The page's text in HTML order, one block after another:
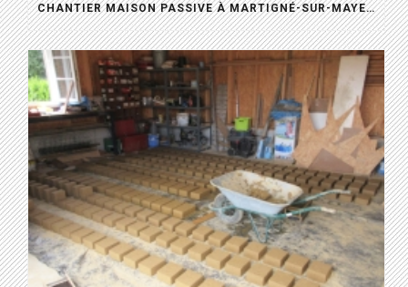
CHANTIER MAISON PASSIVE À MARTIGNÉ-SUR-MAYENNE (53)